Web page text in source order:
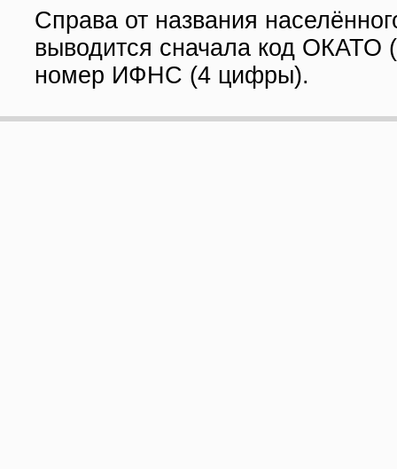
Справа от названия
выводится сначала код ОКАТО
номер ИФНС (4 цифры).